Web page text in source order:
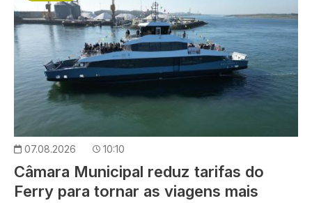
07.08.2026 10:10
Câmara Municipal reduz tarifas do
Ferry para tornar as viagens mais